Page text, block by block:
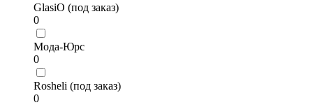
GlasiO (под заказ)
0
Мода-Юрс
0
Rosheli (под заказ)
0